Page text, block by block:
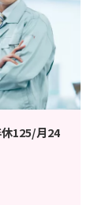
休125/月24